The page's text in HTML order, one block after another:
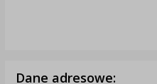
Dane adresowe: